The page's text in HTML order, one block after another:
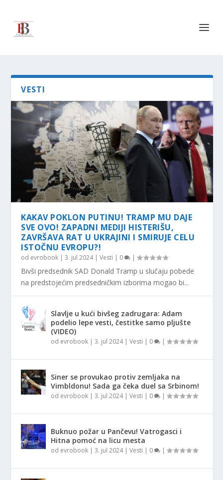
VESTI
KAKAV POKLON PUTINU! TRAMP MU DAJE
SVE OVO! ZAPADNI MEDIJI HISTERIŠU,
ZAVRŠAVA RAT U UKRAJINI I SMIRUJE CELU
ISTOČNU EVROPU?!
od evrobook |3. jul 2024|Vesti | 0 |
Bivši predsednik SAD Donald Tramp u slučaju pobede
na predstojećim predsedničkim izborima mogao bi...
Slavlje u kući bivšeg zadrugara: Adam
podelio lepe vesti, čestitke samo pljušte
(VIDEO)
od evrobook |3. jul 2024|Vesti | 0 |
Siner se provukao protiv zemljaka na
Vimbldonu! Sada ga čeka duel sa Srbinom!
od evrobook |3. jul 2024|Vesti | 0 |
Buknuo požar u Pančevu! Vatrogasci i
Hitna pomoć na licu mesta
od evrobook |3. jul 2024|Vesti | 0 |